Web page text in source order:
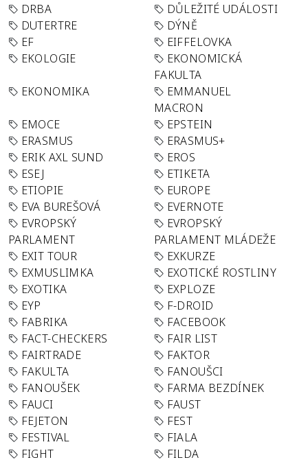
DRBA
DŮLEŽITÉ UDÁLOSTI
DUTERTRE
DÝNĚ
EF
EIFFELOVKA
EKOLOGIE
EKONOMICKÁ
FAKULTA
EKONOMIKA
EMMANUEL
MACRON
EMOCE
EPSTEIN
ERASMUS
ERASMUS+
ERIK AXL SUND
EROS
ESEJ
ETIKETA
ETIOPIE
EUROPE
EVA BUREŠOVÁ
EVERNOTE
EVROPSKÝ
PARLAMENT
EVROPSKÝ
PARLAMENT MLÁDEŽE
EXIT TOUR
EXKURZE
EXMUSLIMKA
EXOTICKÉ ROSTLINY
EXOTIKA
EXPLOZE
EYP
F-DROID
FABRIKA
FACEBOOK
FACT-CHECKERS
FAIR LIST
FAIRTRADE
FAKTOR
FAKULTA
FANOUŠCI
FANOUŠEK
FARMA BEZDÍNEK
FAUCI
FAUST
FEJETON
FEST
FESTIVAL
FIALA
FIGHT
FILDA